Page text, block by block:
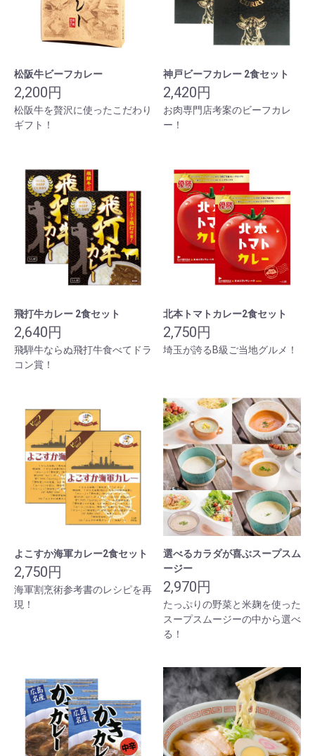
松阪牛ビーフカレー
2,200円
松阪牛を贅沢に使ったこだわり
ギフト！
神戸ビーフカレー 2食セット
2,420円
お肉専門店考案のビーフカレ
ー！
飛打牛カレー 2食セット
2,640円
飛騨牛ならぬ飛打牛食べてドラ
コン賞！
北本トマトカレー2食セット
2,750円
埼玉が誇るB級ご当地グルメ！
よこすか海軍カレー2食セット
2,750円
海軍割烹術参考書のレシピを再
現！
選べるカラダが喜ぶスープスム
ージー
2,970円
たっぷりの野菜と米麹を使った
スープスムージーの中から選べ
る！